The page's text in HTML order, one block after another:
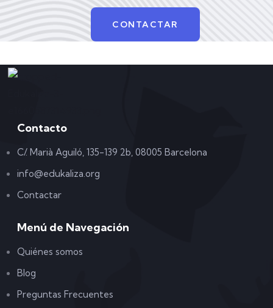
CONTACTAR
Contacto
C/. Marià Aguiló, 135-139 2b, 08005 Barcelona
info@edukaliza.org
Contactar
Menú de Navegación
Quiénes somos
Blog
Preguntas Frecuentes